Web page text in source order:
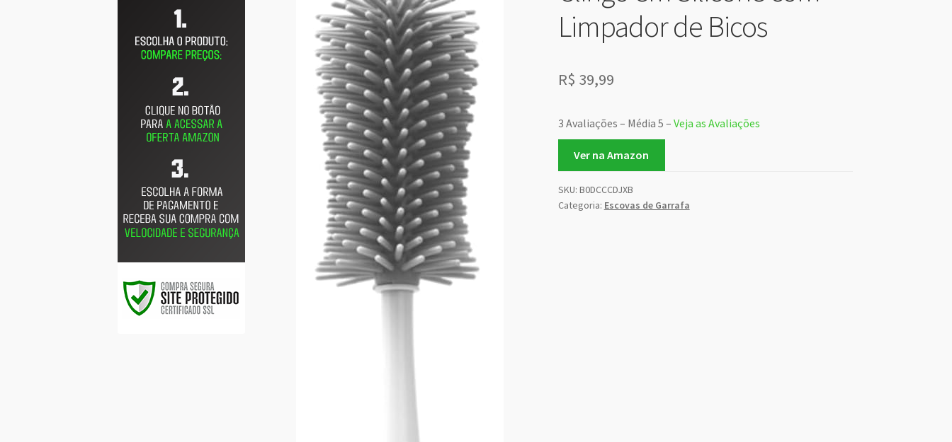
Limpador de Bicos
R$ 39,99
3 Avaliações – Média 5 – Veja as Avaliações
Ver na Amazon
SKU: B0DCCCDJXB
Categoria: Escovas de Garrafa